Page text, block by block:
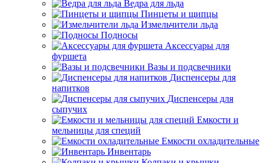
Ведра для льда
Пинцеты и щипцы
Измельчители льда
Подносы
Аксессуары для
фуршета
Вазы и подсвечники
Диспенсеры для
напитков
Диспенсеры для
сыпучих
Емкости и
мельницы для специй
Емкости охладительные
Инвентарь